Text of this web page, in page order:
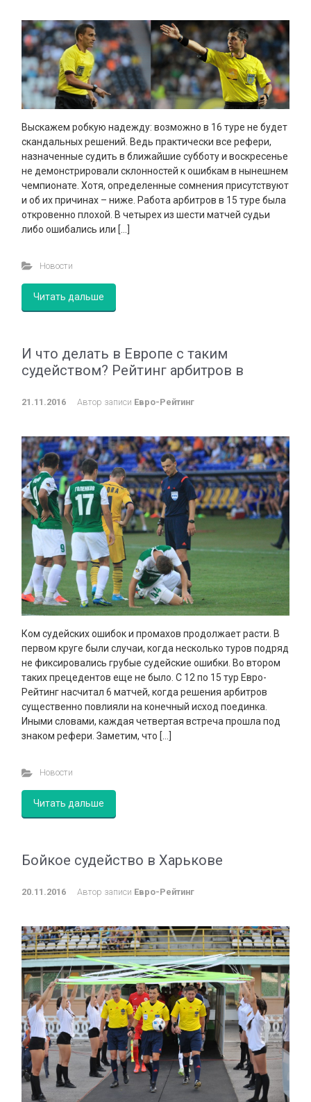
Выскажем робкую надежду: возможно в 16 туре не будет
скандальных решений. Ведь практически все рефери,
назначенные судить в ближайшие субботу и воскресенье
не демонстрировали склонностей к ошибкам в нынешнем
чемпионате. Хотя, определенные сомнения присутствуют
и об их причинах – ниже. Работа арбитров в 15 туре была
откровенно плохой. В четырех из шести матчей судьи
либо ошибались или […]
Новости
Читать дальше
И что делать в Европе с таким
судейством? Рейтинг арбитров в
21.11.2016 Автор записи Евро-Рейтинг
Ком судейских ошибок и промахов продолжает расти. В
первом круге были случаи, когда несколько туров подряд
не фиксировались грубые судейские ошибки. Во втором
таких прецедентов еще не было. С 12 по 15 тур Евро-
Рейтинг насчитал 6 матчей, когда решения арбитров
существенно повлияли на конечный исход поединка.
Иными словами, каждая четвертая встреча прошла под
знаком рефери. Заметим, что […]
Новости
Читать дальше
Бойкое судейство в Харькове
20.11.2016 Автор записи Евро-Рейтинг